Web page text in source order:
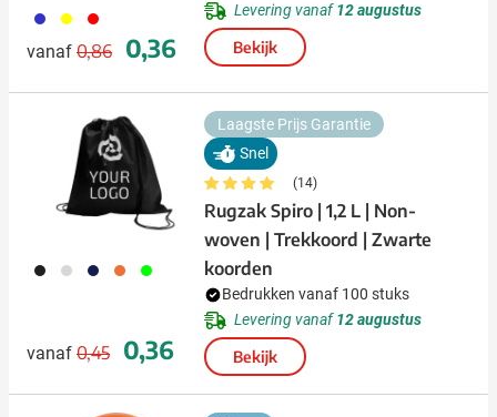
023 006 008
vanaf
Normale prijs
0,86
Speciale prijs
0,36
Levering vanaf12 augustus
Bekijk
001 002 005 007 019
vanaf
Normale prijs
0,45
Speciale prijs
0,36
Laagste Prijs Garantie
Snel
(14)
Rugzak Spiro | 1,2 L | Non-
woven | Trekkoord | Zwarte
koorden
Bedrukken vanaf 100 stuks
Levering vanaf12 augustus
Bekijk